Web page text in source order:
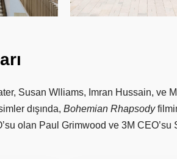
Susan Wlliams, Imran Hussain, ve
dışında, Bohemian Rhapsody
olan Paul Grimwood ve 3M CEO’su